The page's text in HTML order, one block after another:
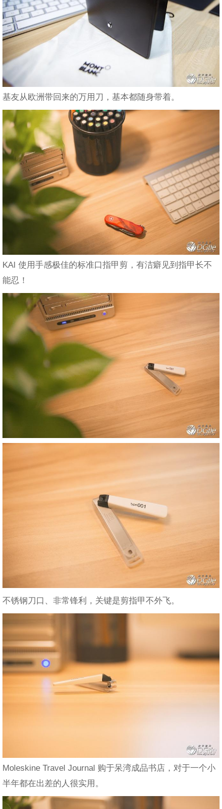
基友从欧洲带回来的万用刀，基本都随身带着。
KAI 使用手感极佳的标准口指甲剪，有洁癖见到指甲长不
能忍！
不锈钢刀口、非常锋利，关键是剪指甲不外飞。
Moleskine Travel Journal 购于呆湾成品书店，对于一个小
半年都在出差的人很实用。